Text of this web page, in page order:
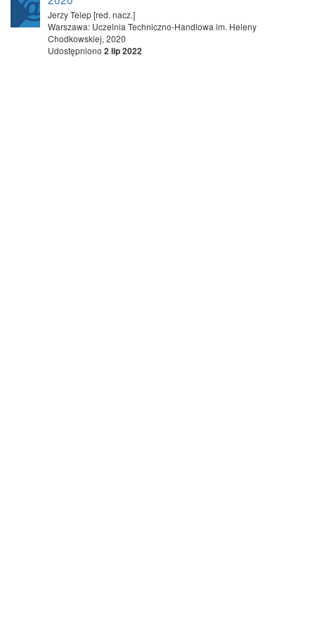
Jerzy Telep [red. nacz.]
Warszawa: Uczelnia Techniczno-Handlowa im. Heleny
Chodkowskiej, 2020
Udostępniono 2 lip 2022